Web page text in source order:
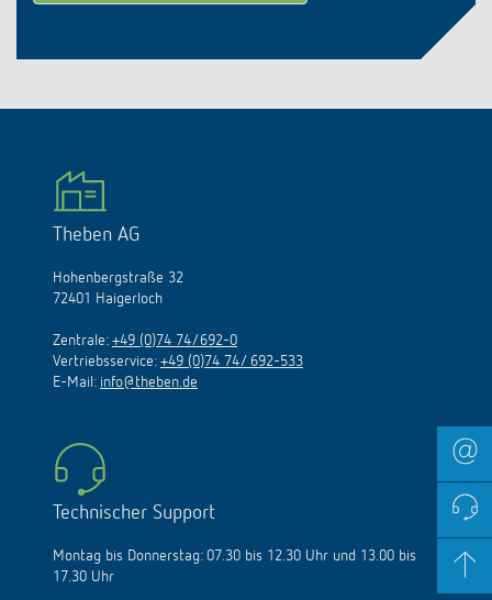
Theben AG
Hohenbergstraße 32
72401 Haigerloch
Zentrale: +49 (0)74 74/692-0
Vertriebsservice: +49 (0)74 74/ 692-533
E-Mail: info@theben.de
Technischer Support
Montag bis Donnerstag: 07.30 bis 12.30 Uhr und 13.00 bis
17.30 Uhr